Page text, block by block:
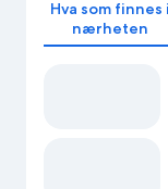
Hva som finnes i
nærheten